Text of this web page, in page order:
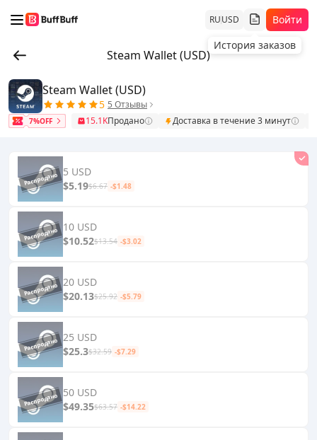
RUUSD
История заказов
Войти
Steam Wallet (USD)
Steam Wallet (USD)
5 5 Отзывы
7%OFF 15.1KПродано Доставка в течение 3 минут
5 USD
$5.19$6.67 -$1.48
10 USD
$10.52$13.54 -$3.02
20 USD
$20.13$25.92 -$5.79
25 USD
$25.3$32.59 -$7.29
50 USD
$49.35$63.57 -$14.22